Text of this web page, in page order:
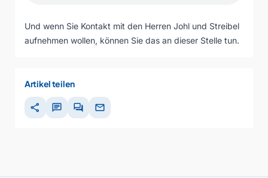
Und wenn Sie Kontakt mit den Herren Johl und Streibel
aufnehmen wollen, können Sie das an dieser Stelle tun.
Artikel teilen
share chat forum mail